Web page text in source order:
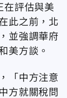
在評估與美
此之前，北
並強調華府
美方談。
「中方注意
方就關稅問